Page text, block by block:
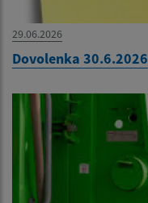
29.06.2026
Dovolenka 30.6.2026